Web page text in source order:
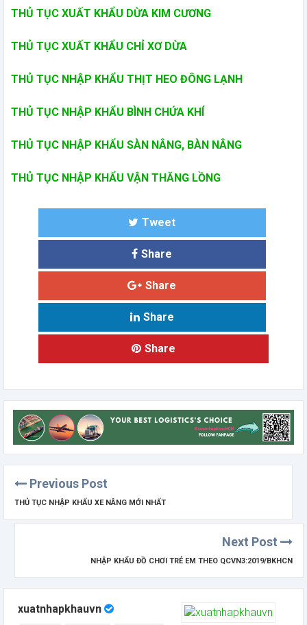
THỦ TỤC XUẤT KHẨU DỪA KIM CƯƠNG
THỦ TỤC XUẤT KHẨU CHỈ XƠ DỪA
THỦ TỤC NHẬP KHẨU THỊT HEO ĐÔNG LẠNH
THỦ TỤC NHẬP KHẨU BÌNH CHỨA KHÍ
THỦ TỤC NHẬP KHẨU SÀN NÂNG, BÀN NÂNG
THỦ TỤC NHẬP KHẨU VẬN THĂNG LỒNG
Tweet
Share
Share
Share
Share
Previous Post
THỦ TỤC NHẬP KHẨU XE NÂNG MỚI NHẤT
Next Post
NHẬP KHẨU ĐỒ CHƠI TRẺ EM THEO QCVN3:2019/BKHCN
xuatnhapkhauvn